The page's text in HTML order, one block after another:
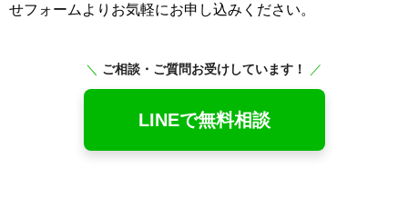
せフォームよりお気軽にお申し込みください。
＼ ご相談・ご質問お受けしています！ ／
LINEで無料相談